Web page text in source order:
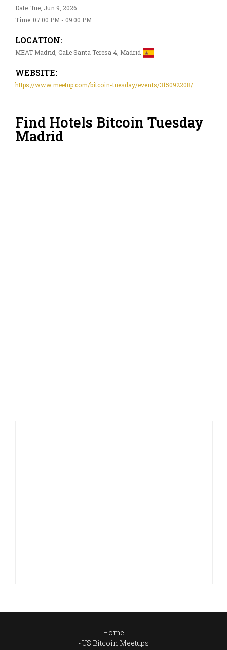
Date: Tue, Jun 9, 2026
Time: 07:00 PM - 09:00 PM
LOCATION:
MEAT Madrid, Calle Santa Teresa 4, Madrid
WEBSITE:
https://www.meetup.com/bitcoin-tuesday/events/315092208/
Find Hotels Bitcoin Tuesday
Madrid
Home
US Bitcoin Meetups